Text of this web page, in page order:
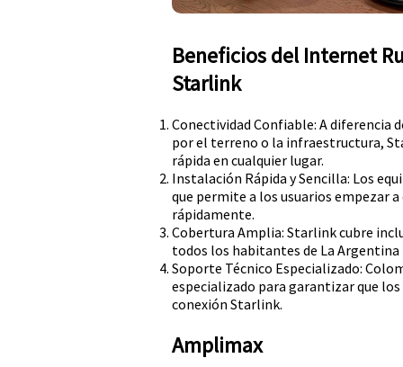
Beneficios del Internet
Starlink
Conectividad Confiable: A diferencia
por el terreno o la infraestructura,
rápida en cualquier lugar.
Instalación Rápida y Sencilla: Los
que permite a los usuarios empezar
rápidamente.
Cobertura Amplia: Starlink cubre
todos los habitantes de La
Soporte Técnico Especializado:
especializado para garantizar que
conexión Starlink.
Amplimax